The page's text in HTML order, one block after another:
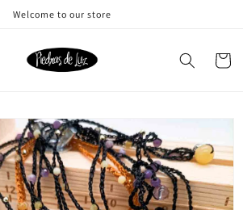
Welcome to our store
Carrito